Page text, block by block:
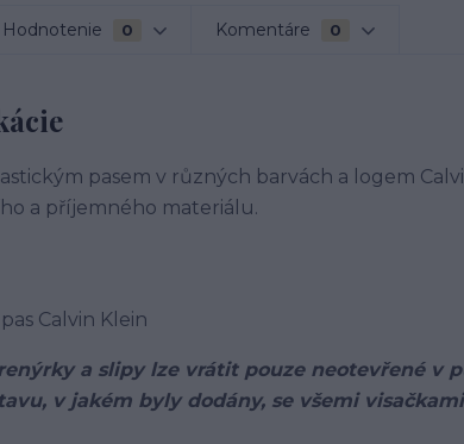
Hodnotenie 0 Komentáre 0
pasem v různých barvách a logem
a příjemného materiálu.
Calvin Klein
a slipy lze vrátit pouze neotevřené v
v jakém byly dodány, se všemi